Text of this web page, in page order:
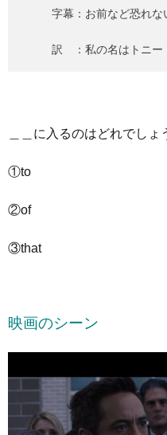
字幕：お前など恐れな
訳 ：私の名はトニー
＿＿に入るのはどれでしょ
①to
②of
③that
映画のシーン